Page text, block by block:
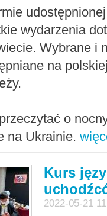
wydarzenia
Wybrane i
na
o
na Ukrainie.
Kurs
2022-05-21